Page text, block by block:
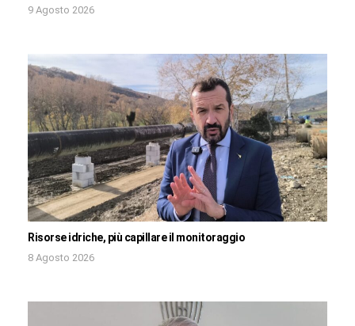
9 Agosto 2026
Risorse idriche, più capillare il monitoraggio
8 Agosto 2026